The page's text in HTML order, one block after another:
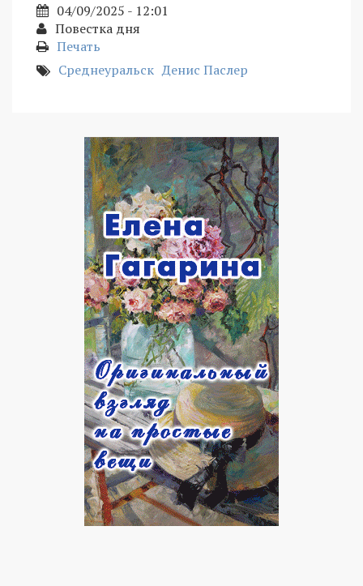
04/09/2025 - 12:01
Повестка дня
Печать
Среднеуральск Денис Паслер